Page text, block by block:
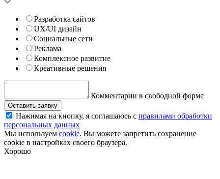
Разработка сайтов
UX/UI дизайн
Социальные сети
Реклама
Комплексное развитие
Креативные решения
Комментарии в свободной форме
Оставить заявку
Нажимая на кнопку, я соглашаюсь с правилами обработки
персональных данных
Мы используем cookie. Вы можете запретить сохранение
cookie в настройках своего браузера.
Хорошо